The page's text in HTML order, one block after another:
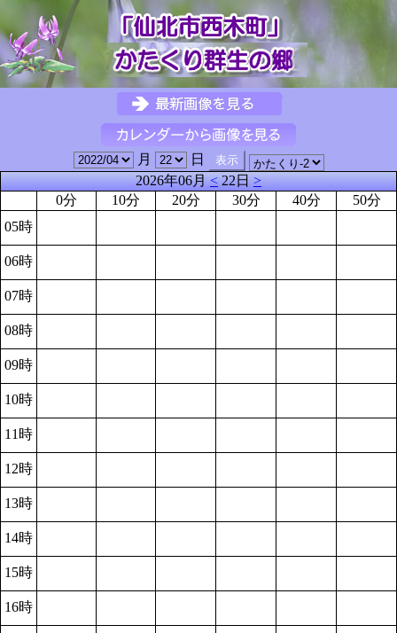
月
日
2026年06月<22日>
0分
10分 20分 30分 40分
50分
05時
06時
07時
08時
09時
10時
11時
12時
13時
14時
15時
16時